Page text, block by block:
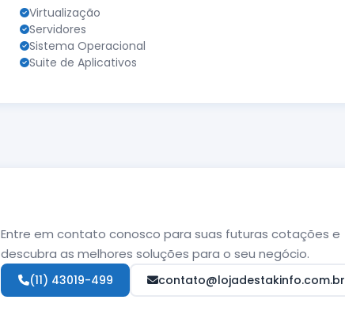
Virtualização
Servidores
Sistema Operacional
Suite de Aplicativos
Entre em contato conosco para suas futuras cotações e
descubra as melhores soluções para o seu negócio.
(11) 43019-499 contato@lojadestakinfo.com.br